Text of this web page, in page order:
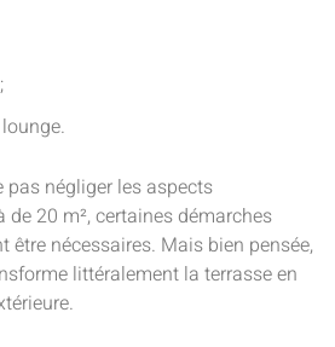
négliger les aspects
de 20 m², certaines démarches
être nécessaires. Mais bien pensée,
littéralement la terrasse en